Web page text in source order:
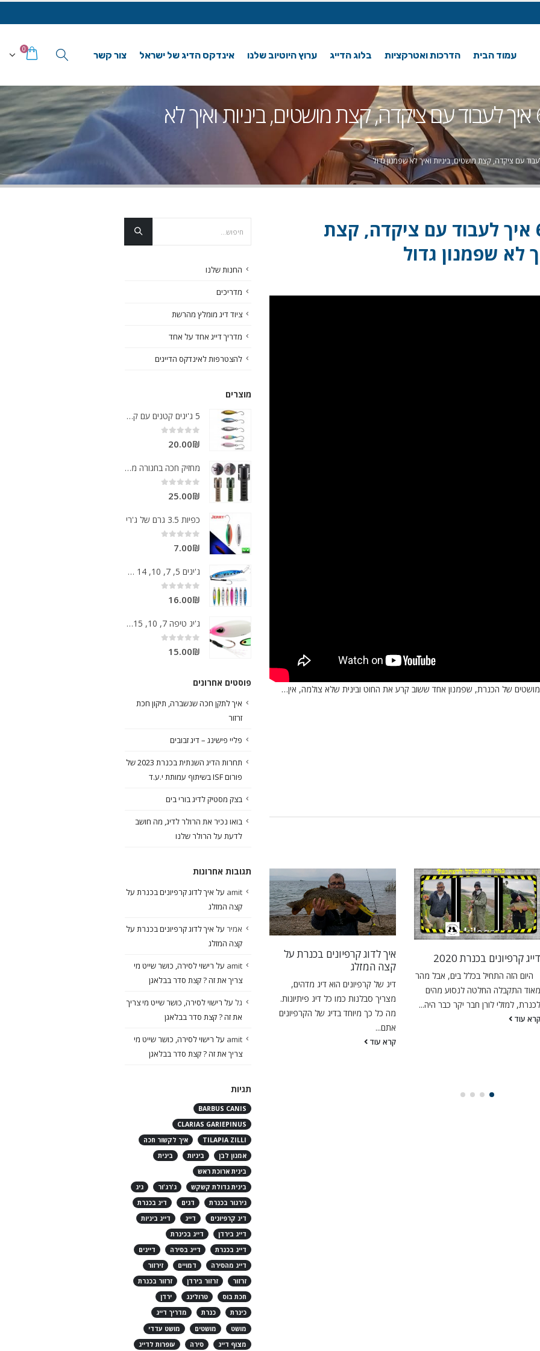
עמוד הבית הדרכות ואטרקציות בלוג הדייג ערוץ היוטיוב שלנו אינדקס הדיג של ישראל צור קשר
0
דייג בכנרת 6.11.18 איך לעבוד עם ציקדה, קצת מושטים, ביניות ואיך לא
דייג בכנרת 6.11.18 איך לעבוד עם ציקדה, קצת
לא שפמנון גדול
של הכנרת, שפמנון אחד ששוב קרע את החוט ובינית שלא צולמה, אין…
דייג קרפיונים בכנרת 2020
היום הזה התחיל בכלל בים, אבל מהר
מאוד התקבלה החלטה לנסוע מהים
לכנרת, למזלי לורן חבר יקר כבר היה...
קרא עוד
איך לדוג קרפיונים בכנרת על
קצה המזלג
דיג של קרפיונים הוא דיג מדהים,
מצריך סבלנות כמו כל דיג פיתיונות.
מה כל כך מיוחד בדיג של הקרפיונים
אתם...
קרא עוד
מדריך זרזור בירדן, בחירת
טובים
הפעם אני מתמקד במדריך כיצד
למצוא את הנקודות המעניינות שבהם
יש סיכוי שנמצא את הדגים בנחל,
החנות שלנו
מדריכים
ציוד דיג מומלץ מהרשת
מדריך דייג אחד על אחד
להצטרפות לאינדקס הדייגים
מוצרים
5 ג'יגים קטנים עם קרס בודדת
20.00₪
מחזיק חכה בחגורה מוצר גאוני
25.00₪
כפיות 3.5 גרם של ג'רי
7.00₪
ג'יגים 5, 7, 10, 14 גרם מצויינים
16.00₪
ג'יג טיפה 7, 10, 15 גרם סלואו
15.00₪
פוסטים אחרונים
איך לתקן חכה שנשברה, תיקון חכת
זרזור
פליי פישינג – דיג זבובים
תחרות הדיג השנתית בכנרת 2023 של
פורום ISF בשיתוף עמותת י.ע.ד
בצק מסטיק לדיג בורי בים
בואו נכיר את הרולר לדיג, מה חושב
לדעת על הרולר שלנו
תגובות אחרונות
amit על איך לדוג קרפיונים בכנרת על
קצה המזלג
אמיר על איך לדוג קרפיונים בכנרת על
קצה המזלג
amit על רישוי לסירה, כושר שייט מי
צריך את זה ? קצת סדר בבלאגן
גל על רישוי לסירה, כושר שייט מי צריך
את זה ? קצת סדר בבלאגן
amit על רישוי לסירה, כושר שייט מי
צריך את זה ? קצת סדר בבלאגן
תגיות
BARBUS CANIS
CLARIAS GARIEPINUS
TILAPIA ZILLI
איך לקשור חכה
אמנון לבן
ביניות
בינית
בינית ארוכת ראש
בינית גדולת קשקש
ג'רג'ור
גיג
גירגור בכנרת
דגים
דיג בכנרת
דיג קרפיונים
דייג
דייג ביניות
דייג בירדן
דייג בכינרת
דייג בכנרת
דייג בסירה
דייגים
דייג מהסירה
דמויים
זירזור
זרזור
זרזור בירדן
זרזור בכנרת
חכת בוס
טרולינג
ירדן
כינרת
כנרת
מדריך דייג
מושט
מושטים
מושט עדדי
מצוף דייג
סירה עופרות לדייג